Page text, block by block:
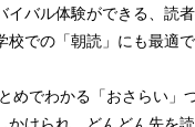
イバル体験ができる、読
での「朝読」にも最適で
でわかる「おさらい」